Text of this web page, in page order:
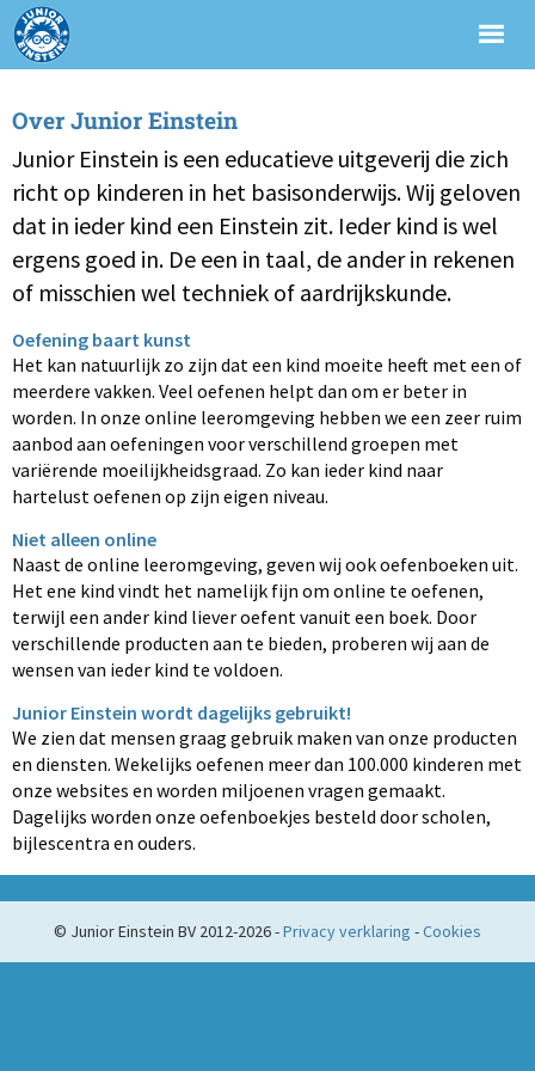
Over Junior Einstein
Junior Einstein is een educatieve uitgeverij die zich
richt op kinderen in het basisonderwijs. Wij geloven
dat in ieder kind een Einstein zit. Ieder kind is wel
ergens goed in. De een in taal, de ander in rekenen
of misschien wel techniek of aardrijkskunde.
Oefening baart kunst
Het kan natuurlijk zo zijn dat een kind moeite heeft met een of
meerdere vakken. Veel oefenen helpt dan om er beter in
worden. In onze online leeromgeving hebben we een zeer ruim
aanbod aan oefeningen voor verschillend groepen met
variërende moeilijkheidsgraad. Zo kan ieder kind naar
hartelust oefenen op zijn eigen niveau.
Niet alleen online
Naast de online leeromgeving, geven wij ook oefenboeken uit.
Het ene kind vindt het namelijk fijn om online te oefenen,
terwijl een ander kind liever oefent vanuit een boek. Door
verschillende producten aan te bieden, proberen wij aan de
wensen van ieder kind te voldoen.
Junior Einstein wordt dagelijks gebruikt!
We zien dat mensen graag gebruik maken van onze producten
en diensten. Wekelijks oefenen meer dan 100.000 kinderen met
onze websites en worden miljoenen vragen gemaakt.
Dagelijks worden onze oefenboekjes besteld door scholen,
bijlescentra en ouders.
© Junior Einstein BV 2012-2026 -Privacy verklaring -Cookies